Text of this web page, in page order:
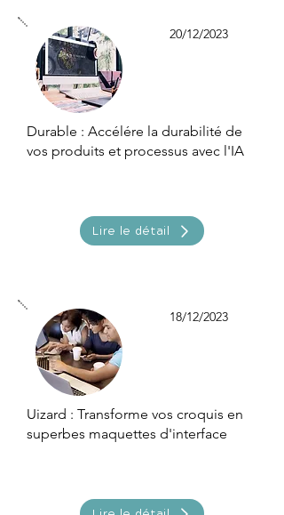
20/12/2023
Durable : Accélére la durabilité de
vos produits et processus avec l'IA
Lire le détail
18/12/2023
Uizard : Transforme vos croquis en
superbes maquettes d'interface